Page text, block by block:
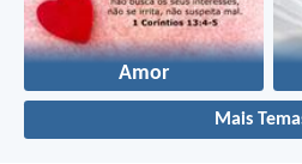
Amor
Mais